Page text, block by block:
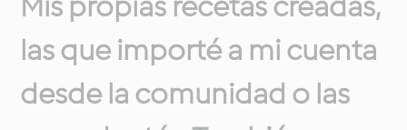
las que importé a mi cuenta
desde la comunidad o las